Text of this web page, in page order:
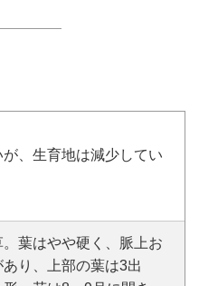
、生育地は減少してい
葉はやや硬く、脈上お
り、上部の葉は3出